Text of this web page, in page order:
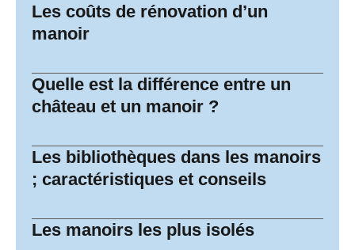
Les coûts de rénovation d’un
manoir
Quelle est la différence entre un
château et un manoir ?
Les bibliothèques dans les manoirs
; caractéristiques et conseils
Les manoirs les plus isolés